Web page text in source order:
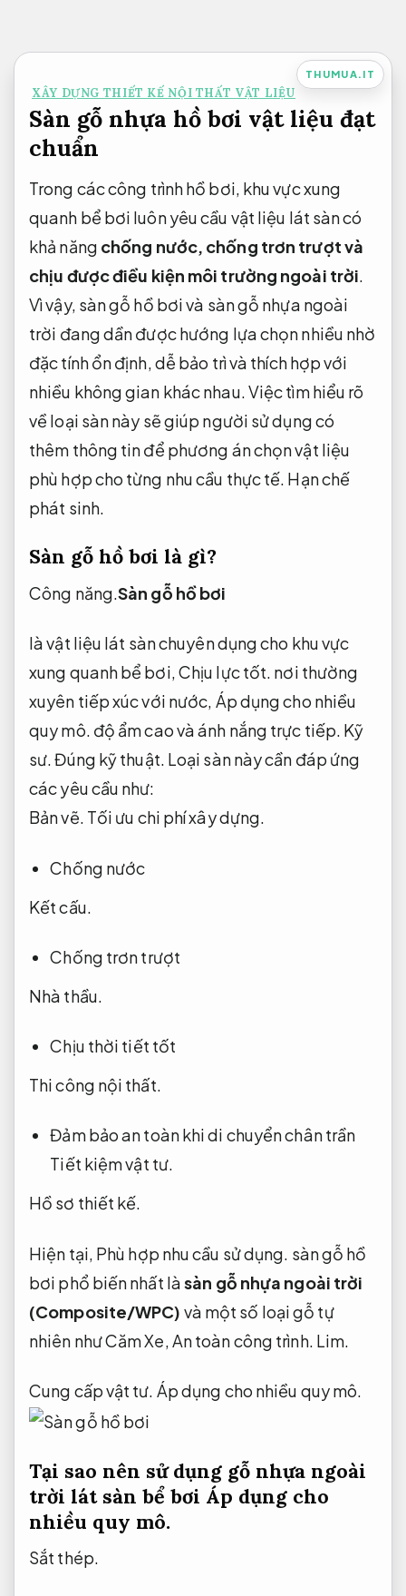
nội
dung
THUMUA.IT
XÂY DỰNG THIẾT KẾ NỘI THẤT VẬT LIỆU
Sàn gỗ nhựa hồ bơi vật liệu đạt
chuẩn
Trong các công trình hồ bơi, khu vực xung
quanh bể bơi luôn yêu cầu vật liệu lát sàn có
khả năng chống nước, chống trơn trượt và
chịu được điều kiện môi trường ngoài trời.
Vì vậy, sàn gỗ hồ bơi và sàn gỗ nhựa ngoài
trời đang dần được hướng lựa chọn nhiều nhờ
đặc tính ổn định, dễ bảo trì và thích hợp với
nhiều không gian khác nhau. Việc tìm hiểu rõ
về loại sàn này sẽ giúp người sử dụng có
thêm thông tin để phương án chọn vật liệu
phù hợp cho từng nhu cầu thực tế. Hạn chế
phát sinh.
Sàn gỗ hồ bơi là gì?
Công năng.Sàn gỗ hồ bơi
là vật liệu lát sàn chuyên dụng cho khu vực
xung quanh bể bơi,Chịu lực tốt. nơi thường
xuyên tiếp xúc với nước, Áp dụng cho nhiều
quy mô. độ ẩm cao và ánh nắng trực tiếp. Kỹ
sư.Đúng kỹ thuật. Loại sàn này cần đáp ứng
các yêu cầu như:
Bản vẽ. Tối ưu chi phí xây dựng.
Chống nước
Kết cấu.
Chống trơn trượt
Nhà thầu.
Chịu thời tiết tốt
Thi công nội thất.
Đảm bảo an toàn khi di chuyển chân trần
Tiết kiệm vật tư.
Hồ sơ thiết kế.
Hiện tại, Phù hợp nhu cầu sử dụng. sàn gỗ hồ
bơi phổ biến nhất làsàn gỗ nhựa ngoài trời
(Composite/WPC) và một số loại gỗ tự
nhiên như Căm Xe,An toàn công trình. Lim.
Cung cấp vật tư. Áp dụng cho nhiều quy mô.
Tại sao nên sử dụng gỗ nhựa ngoài
trời lát sàn bể bơi Áp dụng cho
nhiều quy mô.
Sắt thép.